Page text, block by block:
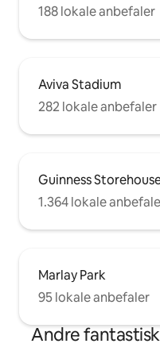
188 lokale anbefaler
Aviva Stadium
282 lokale anbefaler
Guinness
1.364 lokale
Marlay Park
95 lokale anbefaler
Andre